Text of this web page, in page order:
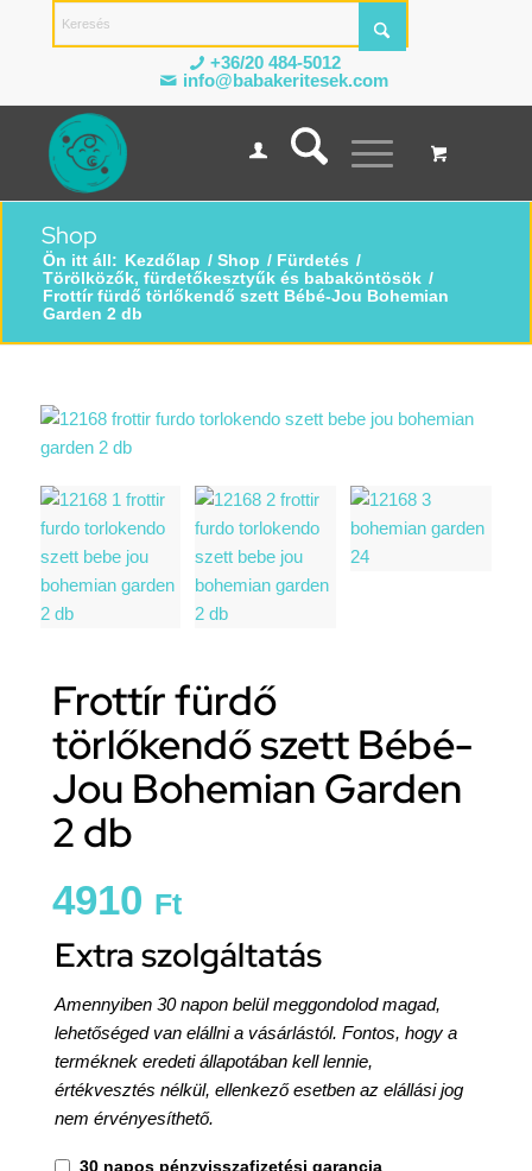
+36/20 484-5012
info@babakeritesek.com
Shop
Ön itt áll: Kezdőlap / Shop / Fürdetés /
Törölközők, fürdetőkesztyűk és babaköntösök /
Frottír fürdő törlőkendő szett Bébé-Jou Bohemian
Garden 2 db
Frottír fürdő
törlőkendő szett Bébé-
Jou Bohemian Garden
2 db
4910 Ft
Extra szolgáltatás
Amennyiben 30 napon belül meggondolod magad,
lehetőséged van elállni a vásárlástól. Fontos, hogy a
terméknek eredeti állapotában kell lennie,
értékvesztés nélkül, ellenkező esetben az elállási jog
nem érvényesíthető.
30 napos pénzvisszafizetési garancia